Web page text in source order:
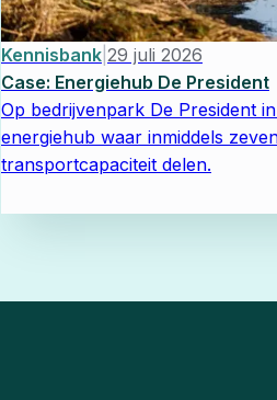
Kennisbank 29 juli 2026
Case: Energiehub De President
Op bedrijvenpark De President
energiehub waar inmiddels
transportcapaciteit delen.